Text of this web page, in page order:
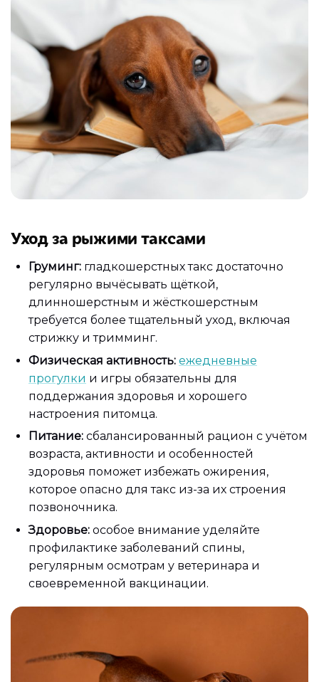
Уход за рыжими таксами
Груминг: гладкошерстных такс достаточно
регулярно вычёсывать щёткой,
длинношерстным и жёсткошерстным
требуется более тщательный уход, включая
стрижку и тримминг.
Физическая активность: ежедневные
прогулки и игры обязательны для
поддержания здоровья и хорошего
настроения питомца.
Питание: сбалансированный рацион с учётом
возраста, активности и особенностей
здоровья поможет избежать ожирения,
которое опасно для такс из-за их строения
позвоночника.
Здоровье: особое внимание уделяйте
профилактике заболеваний спины,
регулярным осмотрам у ветеринара и
своевременной вакцинации.